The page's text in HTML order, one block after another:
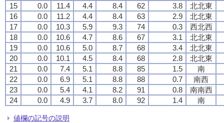
15
0.0 11.4 4.4 8.4 62 3.8
北北東
16
0.0 11.2 4.4 8.4 63 2.9
北北東
17
0.0 10.3 5.9 9.3 74 0.3
西北西
18
0.0 10.6 4.7 8.6 67 3.1
北北東
19
0.0 10.6 5.0 8.7 68 3.4
北北東
20
0.0 10.1 4.5 8.4 68 2.8
北北東
21
0.0 7.4 5.1 8.8 85 1.5
南
22
0.0 6.9 5.1 8.8 88 0.7
南西
23
0.0 5.4 4.1 8.2 91 0.8
南南西
24
0.0 4.9 3.7 8.0 92 1.4 南
値欄の記号の説明